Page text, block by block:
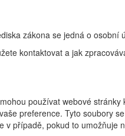
zákona se jedná o
kontaktovat a jak
používat webové
preference. Tyto soubory
v případě, pokud to umožňuje